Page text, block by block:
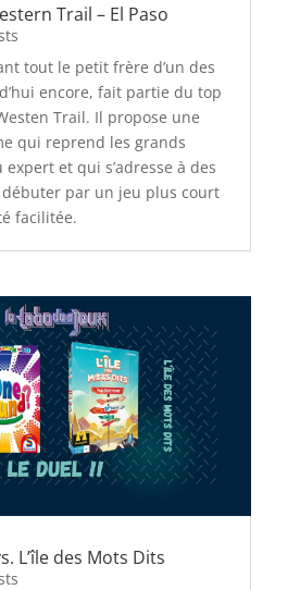
Trail – El Paso
tout le petit frère d’un des
encore, fait partie du top
Trail. Il propose une
qui reprend les grands
et qui s’adresse à des
par un jeu plus court
facilitée.
L’île des Mots Dits